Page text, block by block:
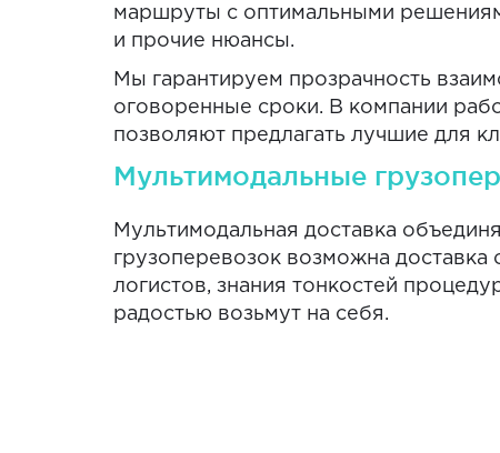
маршруты с оптимальными
и прочие нюансы.
Мы гарантируем прозрачность
оговоренные сроки. В компании
позволяют предлагать лучшие для
Мультимодальные
Мультимодальная доставка
грузоперевозок возможна доставка
логистов, знания тонкостей
радостью возьмут на себя.